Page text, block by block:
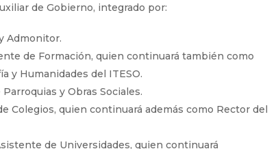
de Gobierno, integrado por:
Admonitor.
de Formación, quien continuará también como
y Humanidades del ITESO.
y Obras Sociales.
Colegios, quien continuará además como Rector del
de Universidades, quien continuará